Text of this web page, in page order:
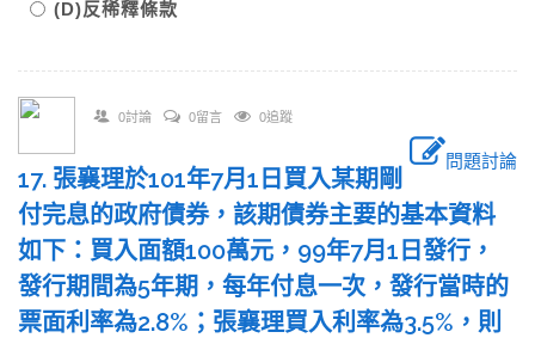
(D)反稀釋條款
0討論 0留言 0追蹤
問題討論
17. 張襄理於101年7月1日買入某期剛
付完息的政府債券，該期債券主要的基本資料
如下：買入面額100萬元，99年7月1日發行，
發行期間為5年期，每年付息一次，發行當時的
票面利率為2.8%；張襄理買入利率為3.5%，則